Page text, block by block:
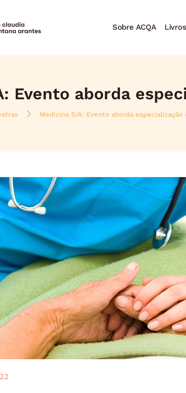
Sobre ACQA Livros
Evento aborda
Medicina S/A: Evento aborda